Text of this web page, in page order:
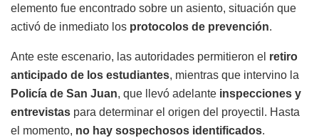
elemento fue encontrado sobre un asiento, situación que
activó de inmediato los protocolos de prevención.
Ante este escenario, las autoridades permitieron el retiro
anticipado de los estudiantes, mientras que intervino la
Policía de San Juan, que llevó adelante inspecciones y
entrevistas para determinar el origen del proyectil. Hasta
el momento, no hay sospechosos identificados.